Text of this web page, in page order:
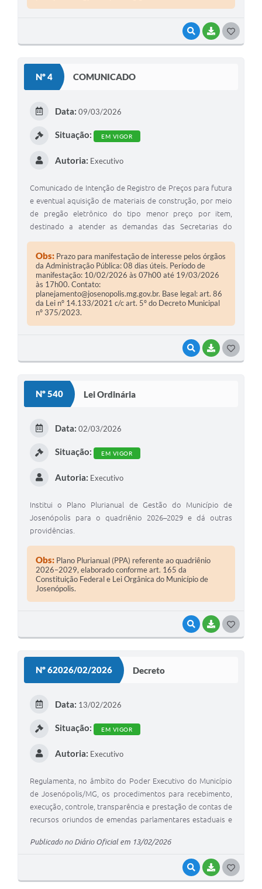
VISUALIZAR
BAIXAR
Nº 4 COMUNICADO
VISUALIZAR
BAIXAR
Data: 09/03/2026
Situação: EM VIGOR
Autoria: Executivo
Comunicado de Intenção de Registro de Preços para futura
e eventual aquisição de materiais de construção, por meio
de pregão eletrônico do tipo menor preço por item,
destinado a atender as demandas das Secretarias do
Obs: Prazo para manifestação de interesse pelos órgãos
da Administração Pública: 08 dias úteis. Período de
manifestação: 10/02/2026 às 07h00 até 19/03/2026
às 17h00. Contato:
planejamento@josenopolis.mg.gov.br. Base legal: art. 86
da Lei nº 14.133/2021 c/c art. 5º do Decreto Municipal
nº 375/2023.
Nº 540 Lei Ordinária
VISUALIZAR
BAIXAR
Data: 02/03/2026
Situação: EM VIGOR
Autoria: Executivo
Institui o Plano Plurianual de Gestão do Município de
Josenópolis para o quadriênio 2026–2029 e dá outras
providências.
Obs: Plano Plurianual (PPA) referente ao quadriênio
2026–2029, elaborado conforme art. 165 da
Constituição Federal e Lei Orgânica do Município de
Josenópolis.
Nº 62026/02/2026 Decreto
VISUALIZAR
BAIXAR
Data: 13/02/2026
Situação: EM VIGOR
Autoria: Executivo
Regulamenta, no âmbito do Poder Executivo do Município
de Josenópolis/MG, os procedimentos para recebimento,
execução, controle, transparência e prestação de contas de
recursos oriundos de emendas parlamentares estaduais e
Publicado no Diário Oficial em 13/02/2026